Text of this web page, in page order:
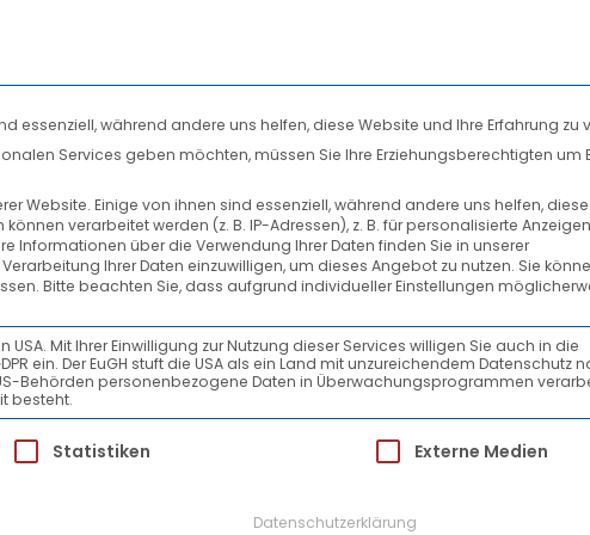
DIENSTLEISTUNGEN SYSTEMPARTNER
PRESSEMELDUNGEN
VTL beim GWV Challenge-Lauf 2012
VTL erstmalig ein Team zum 6. GWV
essenziell, während andere uns helfen, diese Website und Ihre Erfahrung zu
Services geben möchten, müssen Sie Ihre Erziehungsberechtigten um
Website. Einige von ihnen sind essenziell, während andere uns helfen,
verarbeitet werden (z. B. IP-Adressen), z. B. für personalisierte
Informationen über die Verwendung Ihrer Daten finden Sie in unserer
Ihrer Daten einzuwilligen, um dieses Angebot zu nutzen. Sie
Bitte beachten Sie, dass aufgrund individueller Einstellungen
Mit Ihrer Einwilligung zur Nutzung dieser Services willigen Sie auch in die
ein. Der EuGH stuft die USA als ein Land mit unzureichendem Datenschutz
Behörden personenbezogene Daten in Überwachungsprogrammen
besteht.
für die eine Einwilligung erteilt werden
Statistiken Externe Medien
Datenschutzerklärung